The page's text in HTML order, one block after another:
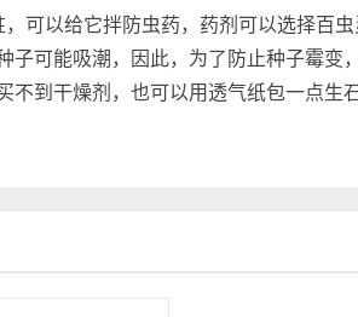
以给它拌防虫药，药剂可以选择百虫
子可能吸潮，因此，为了防止种子霉变
到干燥剂，也可以用透气纸包一点生